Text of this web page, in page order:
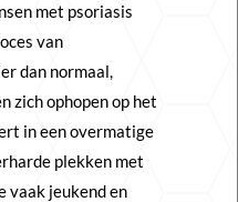
met psoriasis
van
dan normaal,
zich ophopen op het
in een overmatige
plekken met
vaak jeukend en